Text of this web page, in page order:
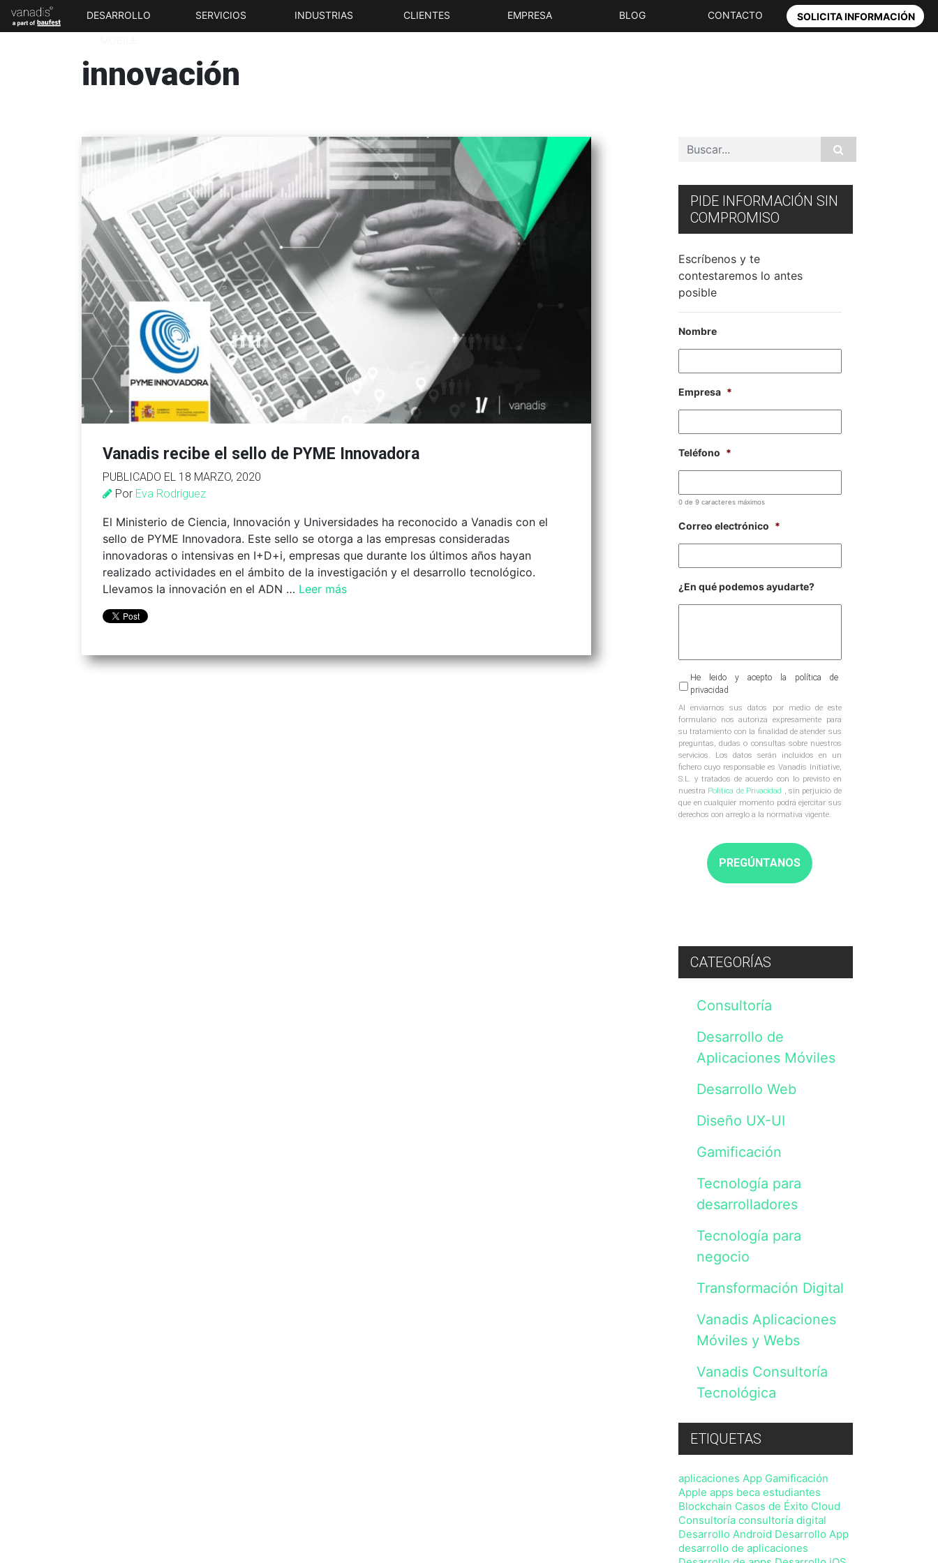
DESARROLLO SERVICIOS INDUSTRIAS CLIENTES EMPRESA BLOG CONTACTO SOLICITA INFORMACIÓN
innovación
Vanadis recibe el sello de PYME Innovadora
PUBLICADO EL 18 MARZO, 2020
Por Eva Rodríguez
El Ministerio de Ciencia, Innovación y Universidades ha reconocido a Vanadis con el
sello de PYME Innovadora. Este sello se otorga a las empresas consideradas
innovadoras o intensivas en I+D+i, empresas que durante los últimos años hayan
realizado actividades en el ámbito de la investigación y el desarrollo tecnológico.
Llevamos la innovación en el ADN … Leer más
PIDE INFORMACIÓN SIN
COMPROMISO
Escríbenos y te
contestaremos lo antes
posible
Nombre
Empresa *
Teléfono *
0 de 9 caracteres máximos
Correo electrónico *
¿En qué podemos ayudarte?
enviarnos
datos
por
medio
de
este
formulario
nos
autoriza
expresamente
tratamiento
consultas
nuestros
datos
serán
incluidos
cuyo
responsable
Vanadis
tratados
acuerdo
nuestra
perjuicio
podrá
ejercitar
derechos
con
arreglo
a
la
normativa
vigente.
He leido y acepto la política de
privacidad
Al enviarnos sus datos por medio de este
formulario nos autoriza expresamente para
su tratamiento con la finalidad de atender sus
preguntas, dudas o consultas sobre nuestros
servicios. Los datos serán incluidos en un
fichero cuyo responsable es Vanadis Initiative,
S.L. y tratados de acuerdo con lo previsto en
nuestra Política de Privacidad , sin perjuicio de
que en cualquier momento podrá ejercitar sus
derechos con arreglo a la normativa vigente.
CATEGORÍAS
Consultoría
Desarrollo de
Aplicaciones Móviles
Desarrollo Web
Diseño UX-UI
Gamificación
Tecnología para
desarrolladores
Tecnología para
negocio
Transformación Digital
Vanadis Aplicaciones
Móviles y Webs
Vanadis Consultoría
Tecnológica
ETIQUETAS
aplicaciones App Gamificación
Apple apps beca estudiantes
Blockchain Casos de Éxito Cloud
Consultoría consultoría digital
Desarrollo Android Desarrollo App
desarrollo de aplicaciones